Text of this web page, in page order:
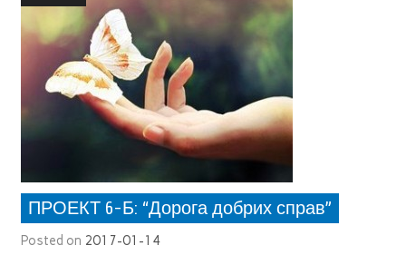
ПРОЕКТ 6-Б: “Дорога добрих справ”
Posted on 2017-01-14